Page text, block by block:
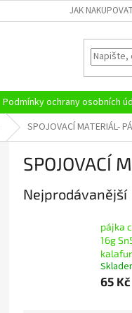
JAK NAKUPOVAT
Podmínky ochrany osobních
SPOJOVACÍ MATERIÁL-
SPOJOVACÍ
Nejprodávanější
pájka
16g
65 Kč